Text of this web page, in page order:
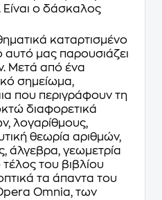
Είναι ο δάσκαλος
καταρτισμένο
αυτό μας παρουσιάζει
Μετά από ένα
σημείωμα,
που περιγράφουν τη
διαφορετικά
λογαρίθμους,
θεωρία αριθμών,
άλγεβρα, γεωμετρία
του βιβλίου
τα άπαντα του
Omnia, των